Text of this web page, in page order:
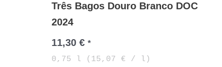
Três Bagos Douro Branco DOC
2024
11,30 € *
0,75 l ( 15,07 € / l )